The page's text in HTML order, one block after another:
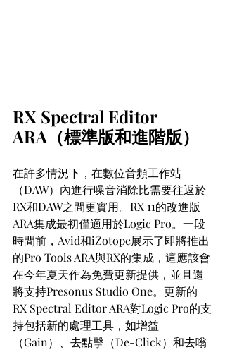
RX Spectral Editor
ARA（標準版和進階版）
在許多情況下，在數位音頻工作站
（DAW）內進行噪音消除比需要往返於
RX和DAW之間更實用。RX 11的改進版
ARA集成最初僅適用於Logic Pro。一段
時間前，Avid和iZotope展示了即將推出
的Pro Tools ARA與RX的集成，這應該會
在今年夏天作為免費更新提供，並且還
將支持Presonus Studio One。更新的
RX Spectral Editor ARA對Logic Pro的支
持包括新的處理工具，如增益
（Gain）、去點擊（De-Click）和去嗡